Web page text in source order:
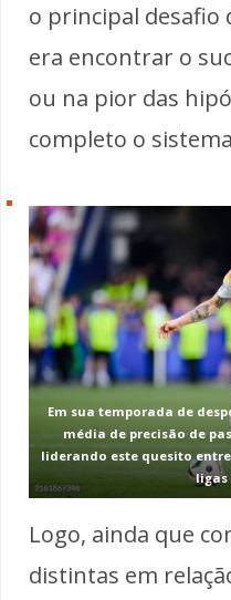
o principal desafio
era encontrar o
ou na pior das
completo o
Em sua temporada de
média de precisão de
liderando este quesito
ligas
Logo, ainda que
distintas em